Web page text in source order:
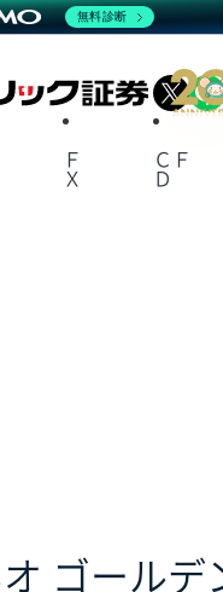
Ｆ
Ｘ
ＣＦ
Ｄ
オ ゴール
無料診断